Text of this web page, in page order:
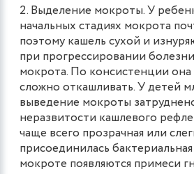
Выделение мокроты. У
начальных стадиях мокрота
поэтому кашель сухой и
при прогрессировании
мокрота. По консистенции она
сложно откашливать. У детей
выведение мокроты
неразвитости кашлевого
чаще всего прозрачная или
присоединилась
мокроте появляются примеси